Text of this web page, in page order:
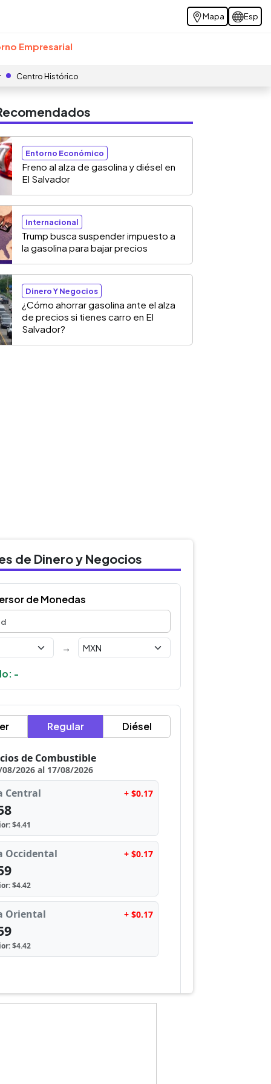
Mapa Esp
Empresarial
Centro Histórico
Entorno Económico
Freno al alza de gasolina y diésel en
El Salvador
Internacional
Trump busca suspender impuesto a
la gasolina para bajar precios
Dinero Y Negocios
¿Cómo ahorrar gasolina ante el alza
de precios si tienes carro en El
Salvador?
de Dinero y Negocios
de Monedas
→
-
Regular Diésel